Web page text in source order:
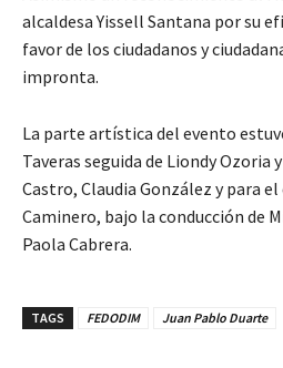
alcaldesa Yissell Santana por su
favor de los ciudadanos y
impronta.
La parte artística del evento
Taveras seguida de Liondy Ozoria
Castro, Claudia González y para
Caminero, bajo la conducción de
Paola Cabrera.
TAGS FEDODIM Juan Pablo Duarte